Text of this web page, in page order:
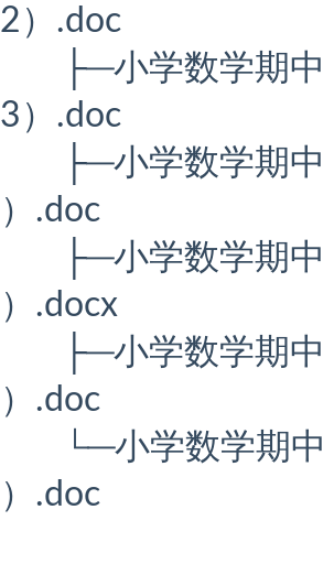
2）.doc
├─小学数学期中
3）.doc
├─小学数学期中
.doc
├─小学数学期中
.docx
├─小学数学期中
.doc
└─小学数学期中
.doc